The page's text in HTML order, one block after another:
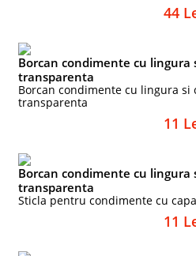
44
Borcan condimente cu lingura
transparenta
Borcan condimente cu lingura si
transparenta
11
Borcan condimente cu lingura
transparenta
Sticla pentru condimente cu
11